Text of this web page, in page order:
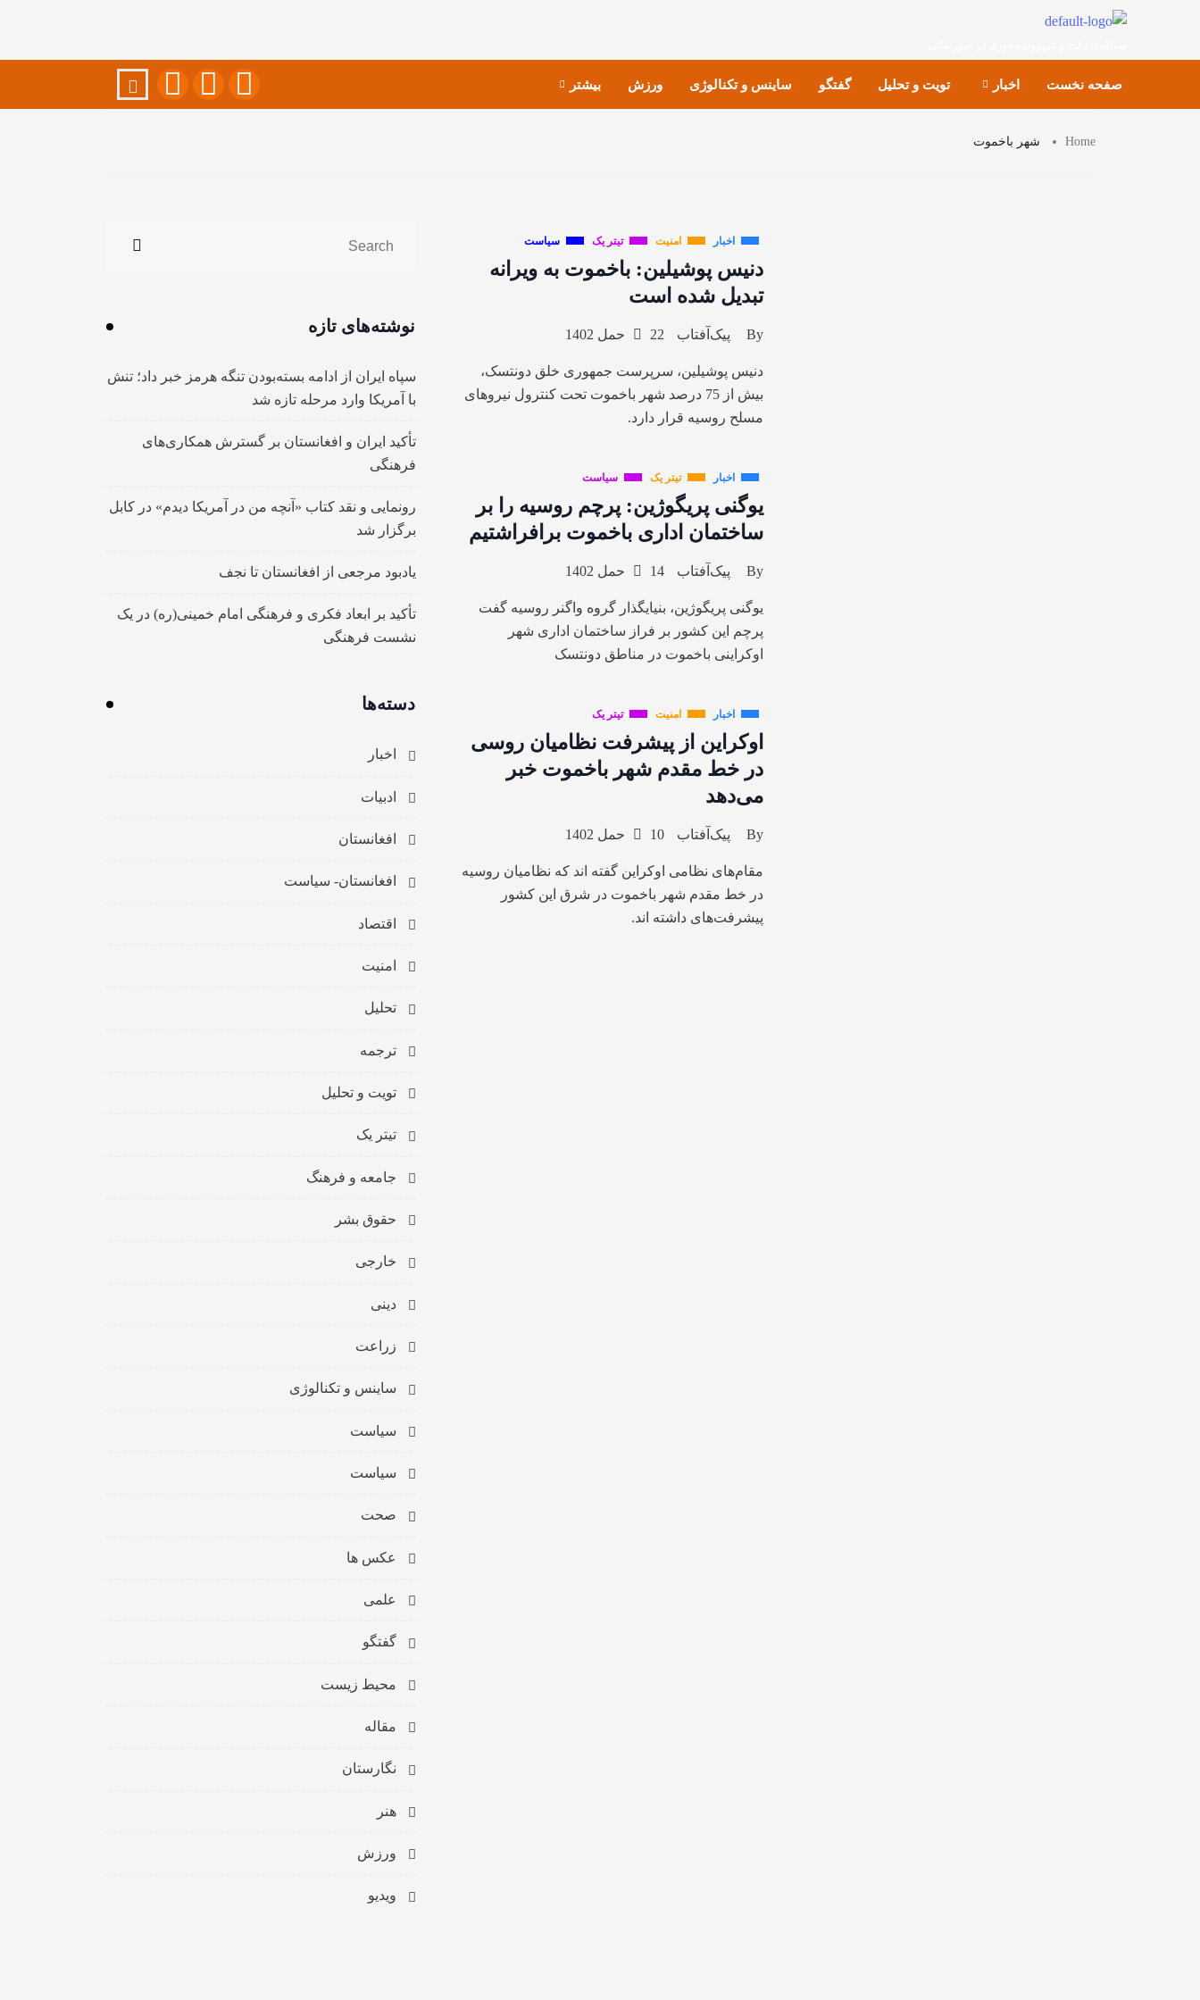
صفحه نخست اخبار تویت و تحلیل گفتگو ساینس و تکنالوژی ورزش بیشتر
Home شهر باخموت
اخبار امنیت تیتر یک سیاست
دنیس پوشیلین: باخموت به ویرانه
تبدیل شده است
By پیک‌آفتاب 22 حمل 1402
دنیس پوشیلین، سرپرست جمهوری خلق دونتسک،
بیش از 75 درصد شهر باخموت تحت کنترول نیروهای
مسلح روسیه قرار دارد.
اخبار تیتر یک سیاست
یوگنی پریگوژین: پرچم روسیه را بر
ساختمان اداری باخموت برافراشتیم
By پیک‌آفتاب 14 حمل 1402
یوگنی پریگوژین، بنیایگذار گروه واگنر روسیه گفت
پرچم این کشور بر فراز ساختمان اداری شهر
اوکراینی باخموت در مناطق دونتسک
اخبار امنیت تیتر یک
اوکراین از پیشرفت نظامیان روسی
در خط مقدم شهر باخموت خبر
می‌دهد
By پیک‌آفتاب 10 حمل 1402
مقام‌های نظامی اوکراین گفته اند که نظامیان روسیه
در خط مقدم شهر باخموت در شرق این کشور
پیشرفت‌های داشته اند.
نوشته‌های تازه
سپاه ایران از ادامه بسته‌بودن تنگه هرمز خبر داد؛ تنش
با آمریکا وارد مرحله تازه شد
تأکید ایران و افغانستان بر گسترش همکاری‌های
فرهنگی
رونمایی و نقد کتاب «آنچه من در آمریکا دیدم» در کابل
برگزار شد
یادبود مرجعی از افغانستان تا نجف
تأکید بر ابعاد فکری و فرهنگی امام خمینی(ره) در یک
نشست فرهنگی
دسته‌ها
اخبار
ادبیات
افغانستان
افغانستان- سیاست
اقتصاد
امنیت
تحلیل
ترجمه
تویت و تحلیل
تیتر یک
جامعه و فرهنگ
حقوق بشر
خارجی
دینی
زراعت
ساینس و تکنالوژی
سیاست
سیاست
صحت
عکس ها
علمی
گفتگو
محیط زیست
مقاله
نگارستان
هنر
ورزش
ویدیو